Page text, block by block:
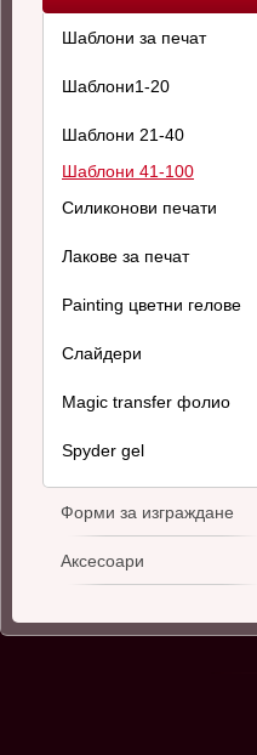
Шаблони за печат
Шаблони1-20
Шаблони 21-40
Шаблони 41-100
Силиконови печати
Лакове за печат
Painting цветни гелове
Слайдери
Magic transfer фолио
Spyder gel
Форми за изграждане
Аксесоари